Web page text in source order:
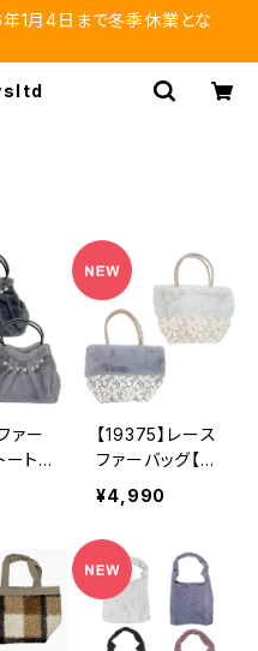
1月4日まで冬季休業とな
ァー
ート
秋冬
【19375】レース
ファーバッグ【送
料無料】秋冬バ
ッグ 新作
¥4,990